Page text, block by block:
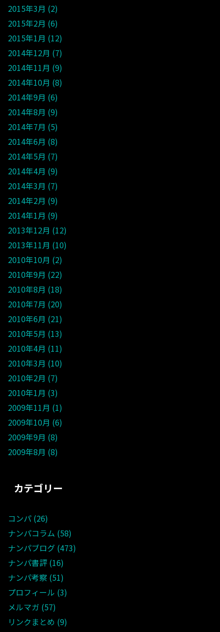
2015年3月 2
2015年2月 6
2015年1月 12
2014年12月 7
2014年11月 9
2014年10月 8
2014年9月 6
2014年8月 9
2014年7月 5
2014年6月 8
2014年5月 7
2014年4月 9
2014年3月 7
2014年2月 9
2014年1月 9
2013年12月 12
2013年11月 10
2010年10月 2
2010年9月 22
2010年8月 18
2010年7月 20
2010年6月 21
2010年5月 13
2010年4月 11
2010年3月 10
2010年2月 7
2010年1月 3
2009年11月 1
2009年10月 6
2009年9月 8
2009年8月 8
カテゴリー
コンパ 26
ナンパコラム 58
ナンパブログ 473
ナンパ書評 16
ナンパ考察 51
プロフィール 3
メルマガ 57
リンクまとめ 9